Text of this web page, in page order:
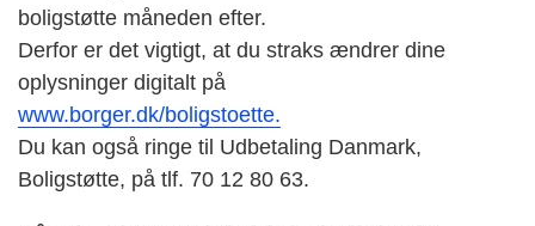
boligstøtte måneden efter.
Derfor er det vigtigt, at du straks ændrer dine
oplysninger digitalt på
www.borger.dk/boligstoette.
Du kan også ringe til Udbetaling Danmark,
Boligstøtte, på tlf. 70 12 80 63.